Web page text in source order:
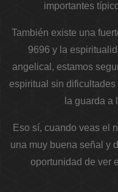
importantes
También existe una
9696 y la
angelical, estamos
espiritual sin
la guarda a
Eso sí, cuando veas el
una muy buena señal y
oportunidad de ver